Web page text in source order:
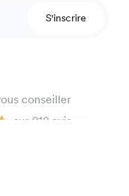
S'inscrire
conseiller
sur 918 avis